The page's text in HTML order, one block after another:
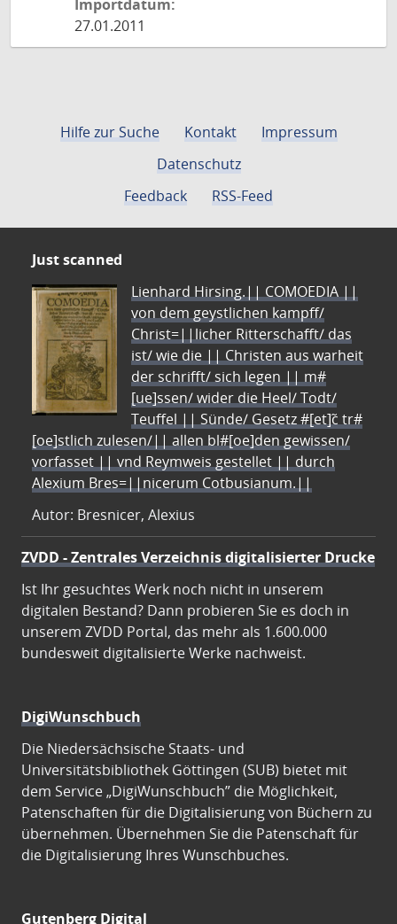
Importdatum:
27.01.2011
Hilfe zur Suche Kontakt
Impressum
Datenschutz
Feedback
RSS-Feed
Just scanned
Lienhard Hirsing.|| COMOEDIA ||
von dem geystlichen kampff/
Christ=||licher Ritterschafft/ das
ist/ wie die || Christen aus warheit
der schrifft/ sich legen || m#
[ue]ssen/ wider die Heel/ Todt/
Teuffel || Sünde/ Gesetz #[et]c̃ tr#
[oe]stlich zulesen/|| allen bl#[oe]den gewissen/
vorfasset || vnd Reymweis gestellet || durch
Alexium Bres=||nicerum Cotbusianum.||
Autor: Bresnicer, Alexius
ZVDD - Zentrales Verzeichnis digitalisierter Drucke
Ist Ihr gesuchtes Werk noch nicht in unserem
digitalen Bestand? Dann probieren Sie es doch in
unserem ZVDD Portal, das mehr als 1.600.000
bundesweit digitalisierte Werke nachweist.
DigiWunschbuch
Die Niedersächsische Staats- und
Universitätsbibliothek Göttingen (SUB) bietet mit
dem Service „DigiWunschbuch” die Möglichkeit,
Patenschaften für die Digitalisierung von Büchern zu
übernehmen. Übernehmen Sie die Patenschaft für
die Digitalisierung Ihres Wunschbuches.
Gutenberg Digital